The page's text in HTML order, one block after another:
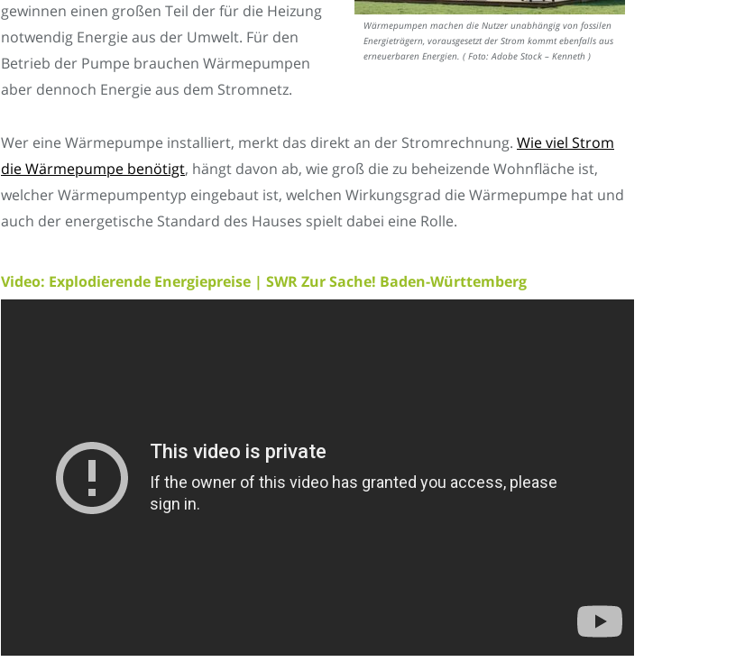
Wärmepumpen machen die Nutzer unabhängig von fossilen
Energieträgern, vorausgesetzt der Strom kommt ebenfalls aus
erneuerbaren Energien. ( Foto: Adobe Stock – Kenneth )
gewinnen einen großen Teil der für die Heizung
notwendig Energie aus der Umwelt. Für den
Betrieb der Pumpe brauchen Wärmepumpen
aber dennoch Energie aus dem Stromnetz.
Wer eine Wärmepumpe installiert, merkt das direkt an der Stromrechnung. Wie viel Strom
die Wärmepumpe benötigt, hängt davon ab, wie groß die zu beheizende Wohnfläche ist,
welcher Wärmepumpentyp eingebaut ist, welchen Wirkungsgrad die Wärmepumpe hat und
auch der energetische Standard des Hauses spielt dabei eine Rolle.
Video: Explodierende Energiepreise | SWR Zur Sache! Baden-Württemberg